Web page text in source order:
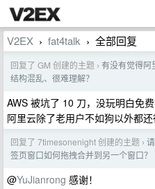
V2EX › fat4talk › 全部回复
回复了 GM 创建的主题 › 有没有觉得阿
结构混乱、很难理解？
AWS 被坑了 10 刀，没玩明白免
阿里云除了老用户不如狗以外都还
回复了 7timesonenight 创建的主题 ›
签页窗口如何拖拽合并到另一个窗口？
@YuJianrong 感谢！